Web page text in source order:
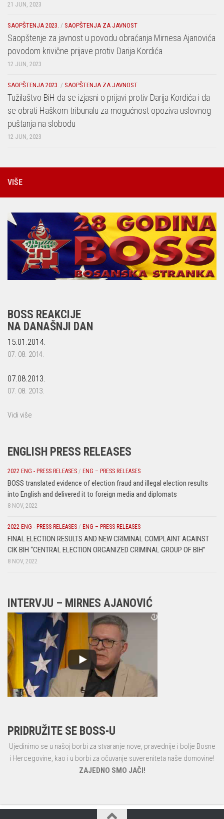
21 JUN, 2023
SAOPŠTENJA 2023. / SAOPŠTENJA ZA JAVNOST
Saopštenje za javnost u povodu obraćanja Mirnesa Ajanovića
povodom krivične prijave protiv Darija Kordića
12 JUN, 2023
SAOPŠTENJA 2023. / SAOPŠTENJA ZA JAVNOST
Tužilaštvo BiH da se izjasni o prijavi protiv Darija Kordića i da
se obrati Haškom tribunalu za mogućnost opoziva uslovnog
puštanja na slobodu
12 JUN, 2023
VIŠE
BOSS REAKCIJE
NA DANAŠNJI DAN
15.01.2014.
07. 08. 2014.
07.08.2013.
07. 08. 2013.
Vidi više
ENGLISH PRESS RELEASES
2022 ENG - PRESS RELEASES / ENG – PRESS RELEASES
BOSS translated evidence of election fraud and illegal election results
into English and delivered it to foreign media and diplomats
8 NOV, 2022
2022 ENG - PRESS RELEASES / ENG – PRESS RELEASES
FINAL ELECTION RESULTS AND NEW CRIMINAL COMPLAINT AGAINST
CIK BIH “CENTRAL ELECTION ORGANIZED CRIMINAL GROUP OF BIH”
8 NOV, 2022
INTERVJU – MIRNES AJANOVIĆ
PRIDRUŽITE SE BOSS-U
Ujedinimo se u našoj borbi za stvaranje nove, pravednije i bolje Bosne
i Hercegovine, kao i u borbi za očuvanje suvereniteta naše domovine!
ZAJEDNO SMO JAČI!